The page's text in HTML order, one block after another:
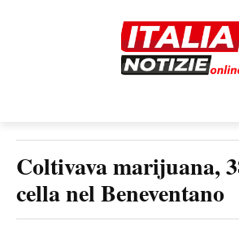
Coltivava marijuana,
cella nel Beneventano